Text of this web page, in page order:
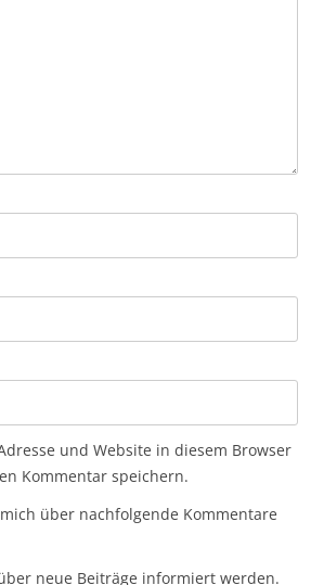
und Website in diesem Browser
Kommentar speichern.
über nachfolgende Kommentare
neue Beiträge informiert werden.